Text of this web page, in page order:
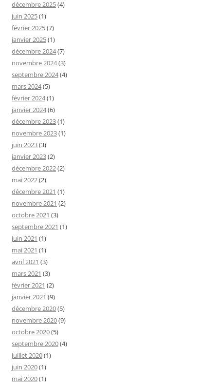
décembre 2025(4)
juin 2025(1)
février 2025(7)
janvier 2025(1)
décembre 2024(7)
novembre 2024(3)
septembre 2024(4)
mars 2024(5)
février 2024(1)
janvier 2024(6)
décembre 2023(1)
novembre 2023(1)
juin 2023(3)
janvier 2023(2)
décembre 2022(2)
mai 2022(2)
décembre 2021 (1)
novembre 2021 (2)
octobre 2021 (3)
septembre 2021 (1)
juin 2021 (1)
mai 2021 (1)
avril 2021 (3)
mars 2021 (3)
février 2021 (2)
janvier 2021 (9)
décembre 2020(5)
novembre 2020(9)
octobre 2020(5)
septembre 2020(4)
juillet 2020(1)
juin 2020(1)
mai 2020(1)